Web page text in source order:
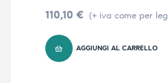
110,10 € (+ iva come per
AGGIUNGI AL CARRELLO